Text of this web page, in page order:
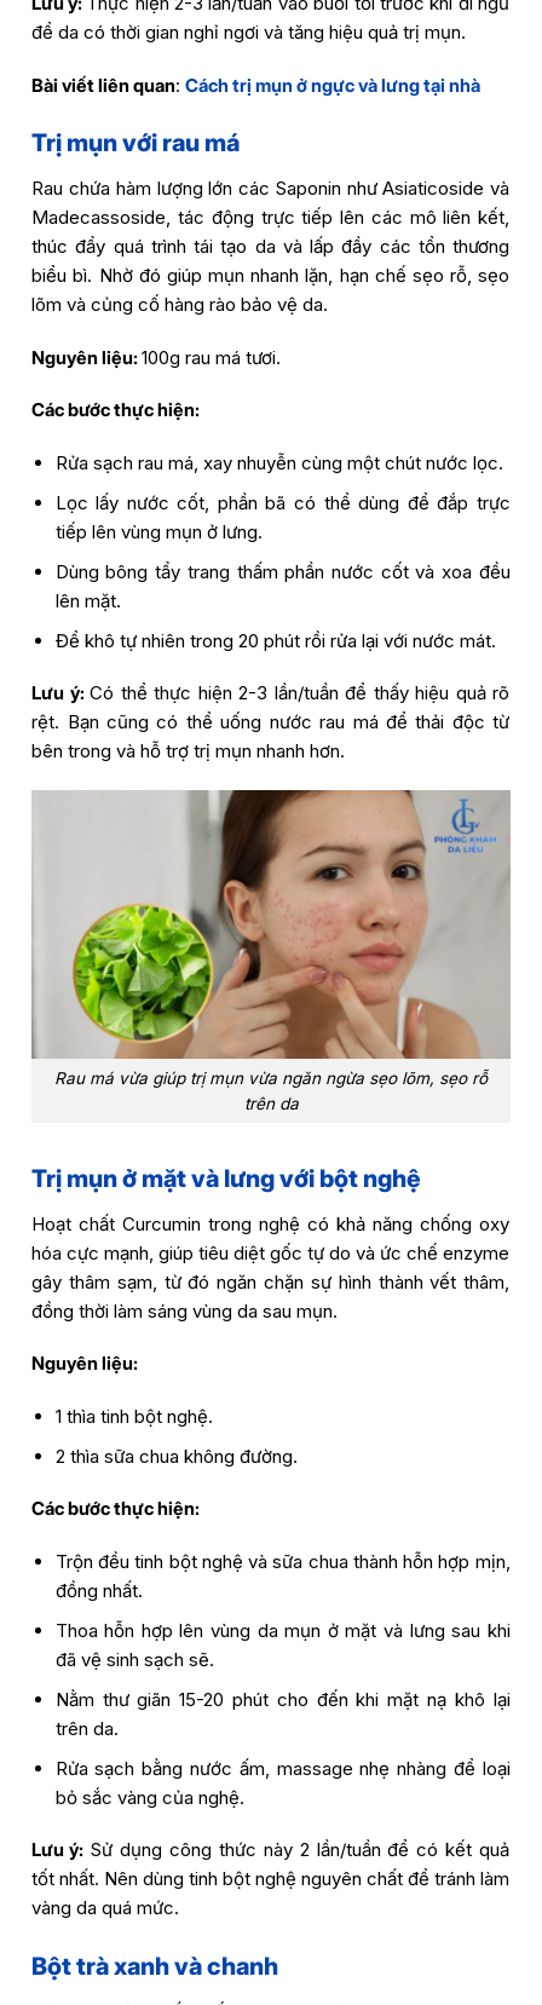
để da có thời gian nghỉ ngơi và tăng hiệu quả trị mụn.
Bài viết liên quan:Cách trị mụn ở ngực và lưng tại nhà
Trị mụn với rau má
Rau chứa hàm lượng lớn các Saponin như Asiaticoside và
Madecassoside, tác động trực tiếp lên các mô liên kết,
thúc đẩy quá trình tái tạo da và lấp đầy các tổn thương
biểu bì. Nhờ đó giúp mụn nhanh lặn, hạn chế sẹo rỗ, sẹo
lõm và củng cố hàng rào bảo vệ da.
Nguyên liệu:100g rau má tươi.
Các bước thực hiện:
Rửa sạch rau má, xay nhuyễn cùng một chút nước lọc.
Lọc lấy nước cốt, phần bã có thể dùng để đắp trực
tiếp lên vùng mụn ở lưng.
Dùng bông tẩy trang thấm phần nước cốt và xoa đều
lên mặt.
Để khô tự nhiên trong 20 phút rồi rửa lại với nước mát.
Lưu ý:Có thể thực hiện 2-3 lần/tuần để thấy hiệu quả rõ
rệt. Bạn cũng có thể uống nước rau má để thải độc từ
bên trong và hỗ trợ trị mụn nhanh hơn.
Rau má vừa giúp trị mụn vừa ngăn ngừa sẹo lõm, sẹo rỗ
trên da
Trị mụn ở mặt và lưng với bột nghệ
Hoạt chất Curcumin trong nghệ có khả năng chống oxy
hóa cực mạnh, giúp tiêu diệt gốc tự do và ức chế enzyme
gây thâm sạm, từ đó ngăn chặn sự hình thành vết thâm,
đồng thời làm sáng vùng da sau mụn.
Nguyên liệu:
1 thìa tinh bột nghệ.
2 thìa sữa chua không đường.
Các bước thực hiện:
Trộn đều tinh bột nghệ và sữa chua thành hỗn hợp mịn,
đồng nhất.
Thoa hỗn hợp lên vùng da mụn ở mặt và lưng sau khi
đã vệ sinh sạch sẽ.
Nằm thư giãn 15-20 phút cho đến khi mặt nạ khô lại
trên da.
Rửa sạch bằng nước ấm, massage nhẹ nhàng để loại
bỏ sắc vàng của nghệ.
Lưu ý: Sử dụng công thức này 2 lần/tuần để có kết quả
tốt nhất. Nên dùng tinh bột nghệ nguyên chất để tránh làm
vàng da quá mức.
Bột trà xanh và chanh